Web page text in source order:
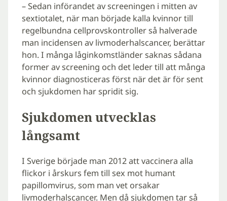
– Sedan införandet av screeningen i mitten av
sextiotalet, när man började kalla kvinnor till
regelbundna cellprovskontroller så halverade
man incidensen av livmoderhalscancer, berättar
hon. I många låginkomstländer saknas sådana
former av screening och det leder till att många
kvinnor diagnosticeras först när det är för sent
och sjukdomen har spridit sig.
Sjukdomen utvecklas
långsamt
I Sverige började man 2012 att vaccinera alla
flickor i årskurs fem till sex mot humant
papillomvirus, som man vet orsakar
livmoderhalscancer. Men då sjukdomen tar så